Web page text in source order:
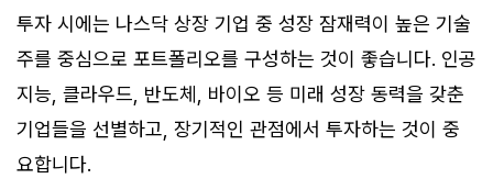
투자 시에는 나스닥 상장 기업 중 성장 잠재력이 높은 기술
주를 중심으로 포트폴리오를 구성하는 것이 좋습니다. 인공
지능, 클라우드, 반도체, 바이오 등 미래 성장 동력을 갖춘
기업들을 선별하고, 장기적인 관점에서 투자하는 것이 중
요합니다.